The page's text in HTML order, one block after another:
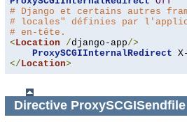
# Django et certains autres
# locales" définies par
# en-tête.
<Location /django-app/>
ProxySCGIInternalRedirect
</Location>
Directive ProxySCGISendfile